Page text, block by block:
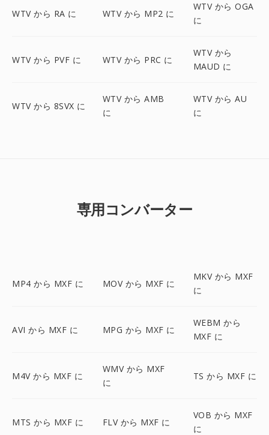
WTV から RA に WTV から MP2 に
WTV から OGA
に
WTV から PVF に WTV から PRC に
WTV から
MAUD に
WTV から 8SVX に
WTV から AMB
に
WTV から AU
に
専用コンバーター
MP4 から MXF に MOV から MXF に
MKV から MXF
に
AVI から MXF に MPG から MXF に
WEBM から
MXF に
M4V から MXF に
WMV から MXF
に
TS から MXF に
MTS から MXF に FLV から MXF に
VOB から MXF
に